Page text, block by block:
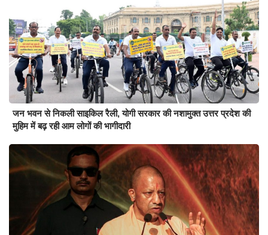
जन भवन से निकली साइकिल रैली, योगी सरकार की नशामुक्त उत्तर प्रदेश की
मुहिम में बढ़ रही आम लोगों की भागीदारी